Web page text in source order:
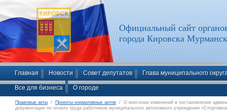
Официальный сайт
города Кировска
Главная Новости Совет депутатов Глава муниципального
Все для бизнеса О городе
Правовые акты / Проекты нормативных актов / О внесении изменений в постановление
документации по оплате труда работников муниципального автономного учреждения